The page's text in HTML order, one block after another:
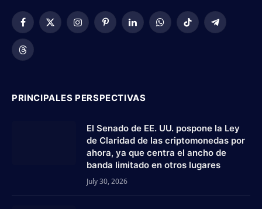
Facebook
X
InstagramPinterestLinkedInWhatsApp
TikTok Telegram
Threads
PRINCIPALES PERSPECTIVAS
El Senado de EE. UU. pospone la Ley
de Claridad de las criptomonedas por
ahora, ya que centra el ancho de
banda limitado en otros lugares
July 30, 2026